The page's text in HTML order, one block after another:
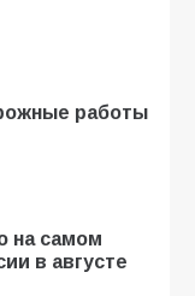
работы
на самом
в августе